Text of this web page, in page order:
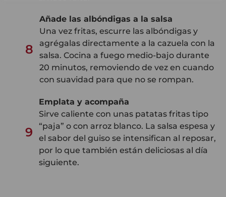
8
Añade las albóndigas a la salsa
Una vez fritas, escurre las albóndigas y
agrégalas directamente a la cazuela con la
salsa. Cocina a fuego medio-bajo durante
20 minutos, removiendo de vez en cuando
con suavidad para que no se rompan.
9
Emplata y acompaña
Sirve caliente con unas patatas fritas tipo
“paja” o con arroz blanco. La salsa espesa y
el sabor del guiso se intensifican al reposar,
por lo que también están deliciosas al día
siguiente.